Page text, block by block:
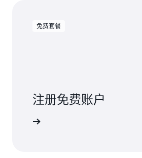
免费套餐
注册免费账户